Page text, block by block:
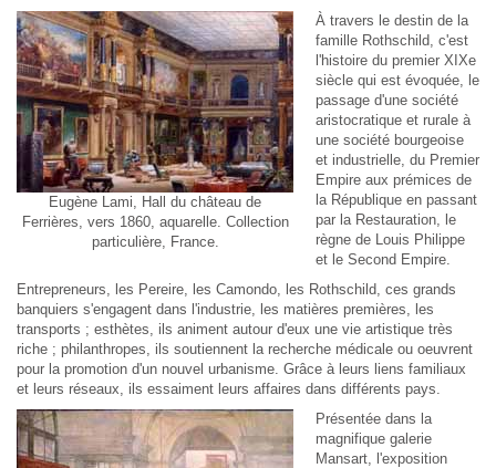
Eugène Lami, Hall du château de
Ferrières, vers 1860, aquarelle. Collection
particulière, France.
À travers le destin de la
famille Rothschild, c'est
l'histoire du premier XIXe
siècle qui est évoquée, le
passage d'une société
aristocratique et rurale à
une société bourgeoise
et industrielle, du Premier
Empire aux prémices de
la République en passant
par la Restauration, le
règne de Louis Philippe
et le Second Empire.
Entrepreneurs, les Pereire, les Camondo, les Rothschild, ces grands
banquiers s'engagent dans l'industrie, les matières premières, les
transports ; esthètes, ils animent autour d'eux une vie artistique très
riche ; philanthropes, ils soutiennent la recherche médicale ou oeuvrent
pour la promotion d'un nouvel urbanisme. Grâce à leurs liens familiaux
et leurs réseaux, ils essaiment leurs affaires dans différents pays.
Présentée dans la
magnifique galerie
Mansart, l'exposition